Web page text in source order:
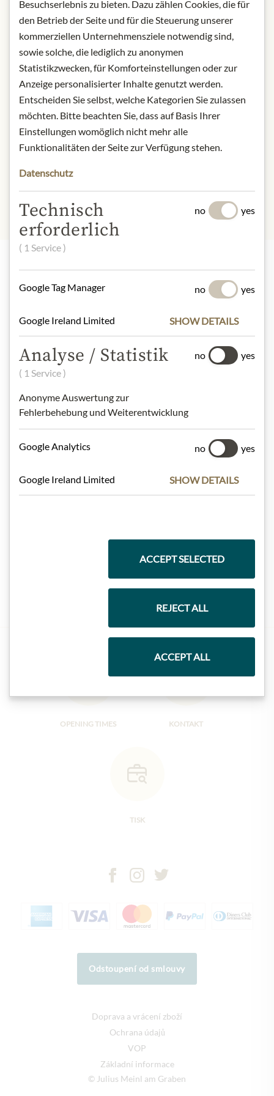
Art.Nr.:440009#1.000
POPIS
Původ: Japonsko
Kontakt: Dethlefsen & Balk Import -
Export GmbH Hermann-Wüsthof-
Ring 16 21035 Hamburg
* Wir bitten um Verständnis, dass das
abweichen kann.
Nejlepší z našeho sortimentu
Čokolády
OPENING TIMES KONTAKT
TISK
Odstoupení od smlouvy
Doprava a vrácení zboží
Ochrana údajů
VOP
Základní informace
© Julius Meinl am Graben
Besuchserlebnis zu bieten. Dazu zählen Cookies, die für
den Betrieb der Seite und für die Steuerung unserer
kommerziellen Unternehmensziele notwendig sind,
sowie solche, die lediglich zu anonymen
Statistikzwecken, für Komforteinstellungen oder zur
Anzeige personalisierter Inhalte genutzt werden.
Entscheiden Sie selbst, welche Kategorien Sie zulassen
möchten. Bitte beachten Sie, dass auf Basis Ihrer
Einstellungen womöglich nicht mehr alle
Funktionalitäten der Seite zur Verfügung stehen.
Datenschutz
Technisch
erforderlich
( 1 Service )
no yes
Google Tag Manager no yes
Google Ireland Limited SHOW DETAILS
Analyse / Statistik
( 1 Service )
Anonyme Auswertung zur
Fehlerbehebung und Weiterentwicklung
no yes
Google Analytics no yes
Google Ireland Limited SHOW DETAILS
ACCEPT SELECTED
REJECT ALL
ACCEPT ALL